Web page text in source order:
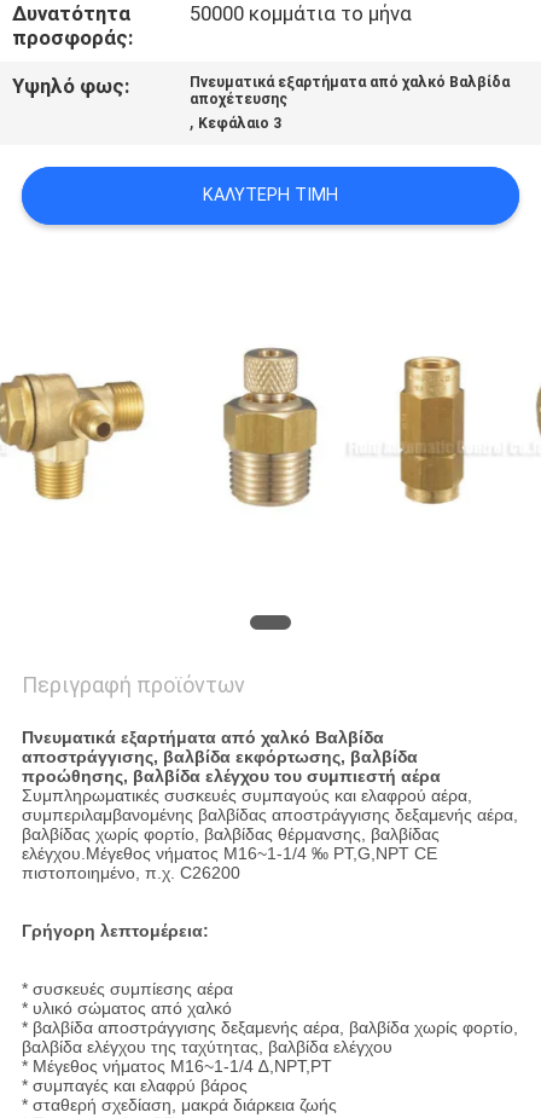
VR
SHOW
SITEMAP
Δυνατότητα
προσφοράς:
50000 κομμάτια το μήνα
Υψηλό φως:
Πνευματικά εξαρτήματα από χαλκό Βαλβίδα
αποχέτευσης
, Κεφάλαιο 3
ΚΑΛΎΤΕΡΗ ΤΙΜΉ
Περιγραφή προϊόντων
Πνευματικά εξαρτήματα από χαλκό Βαλβίδα
αποστράγγισης, βαλβίδα εκφόρτωσης, βαλβίδα
προώθησης, βαλβίδα ελέγχου του συμπιεστή αέρα
Συμπληρωματικές συσκευές συμπαγούς και ελαφρού αέρα,
συμπεριλαμβανομένης βαλβίδας αποστράγγισης δεξαμενής αέρα,
βαλβίδας χωρίς φορτίο, βαλβίδας θέρμανσης, βαλβίδας
ελέγχου.Μέγεθος νήματος M16~1-1/4 ‰ PT,G,NPT CE
πιστοποιημένο, π.χ. C26200
Γρήγορη λεπτομέρεια:
* συσκευές συμπίεσης αέρα
* υλικό σώματος από χαλκό
* βαλβίδα αποστράγγισης δεξαμενής αέρα, βαλβίδα χωρίς φορτίο,
βαλβίδα ελέγχου της ταχύτητας, βαλβίδα ελέγχου
* Μέγεθος νήματος M16~1-1/4 ∆,NPT,PT
* συμπαγές και ελαφρύ βάρος
* σταθερή σχεδίαση, μακρά διάρκεια ζωής